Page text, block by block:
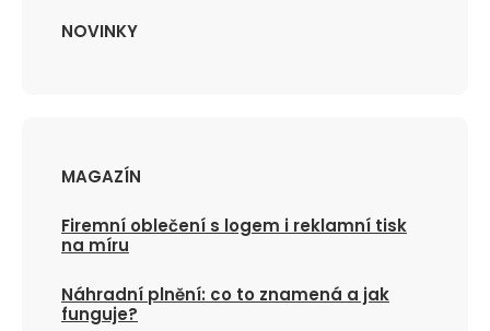
NOVINKY
MAGAZÍN
Firemní oblečení s logem i reklamní tisk
na míru
Náhradní plnění: co to znamená a jak
funguje?